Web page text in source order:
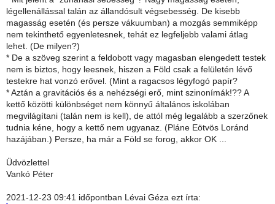
légellenállással talán az állandósult végsebesség. De kisebb
magasság esetén (és persze vákuumban) a mozgás semmiképp
nem tekinthető egyenletesnek, tehát ez legfeljebb valami átlag
lehet. (De milyen?)
* De a szöveg szerint a feldobott vagy magasban elengedett testek
nem is biztos, hogy leesnek, hiszen a Föld csak a felületén lévő
testekre hat vonzó erővel. (Mint a ragacsos légyfogó papír?
* Aztán a gravitációs és a nehézségi erő, mint szinonímák!?? A
kettő közötti különbséget nem könnyű általános iskolában
megvilágítani (talán nem is kell), de attól még legalább a szerzőnek
tudnia kéne, hogy a kettő nem ugyanaz. (Pláne Eötvös Loránd
hazájában.) Persze, ha már a Föld se forog, akkor OK ...
Üdvözlettel
Vankó Péter
2021-12-23 09:41 időpontban Lévai Géza ezt írta: